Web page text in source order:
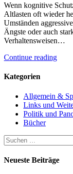
Wenn kognitive
Altlasten oft wieder
Umständen
Ängste oder auch
Verhaltensweisen…
Continue reading
Kategorien
Allgemein &
Links und
Politik und
Bücher
Suchen
nach:
Neueste Beiträge